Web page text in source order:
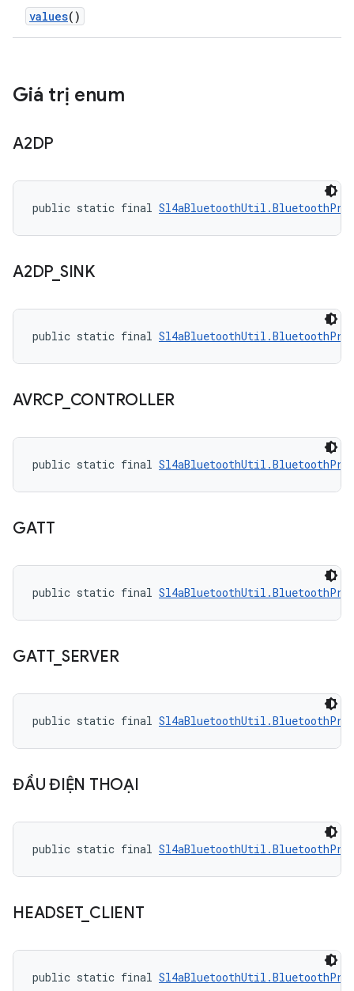
values()
Giá trị enum
A2DP
public static final
A2DP_ SINK
public static final
AVRCP_ CONTROLLER
public static final
GATT
public static final
GATT_ SERVER
public static final
ĐẦU ĐIỆN THOẠI
public static final
HEADSET_ CLIENT
public static final